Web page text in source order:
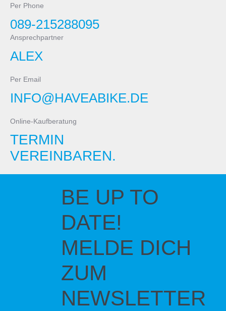
Per Phone
089-215288095
Ansprechpartner
ALEX
Per Email
INFO@HAVEABIKE.DE
Online-Kaufberatung
TERMIN
VEREINBAREN.
BE UP TO
DATE!
MELDE DICH
ZUM
NEWSLETTER